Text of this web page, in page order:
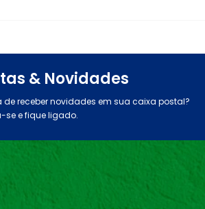
& Novidades
de receber novidades em sua caixa postal?
se e fique ligado.